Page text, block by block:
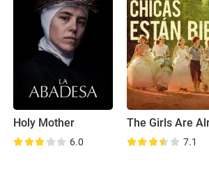
Holy Mother
6.0 7.1